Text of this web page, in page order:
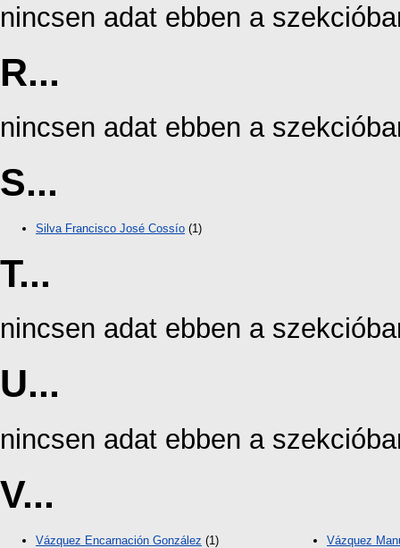
nincsen adat ebben a
R...
nincsen adat ebben a
S...
Silva Francisco José Cossío (1)
T...
nincsen adat ebben a
U...
nincsen adat ebben a
V...
Vázquez Encarnación González (1) Vázquez